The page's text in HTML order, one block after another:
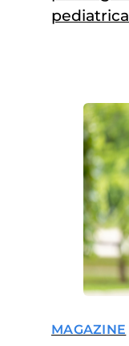
MAGAZINE